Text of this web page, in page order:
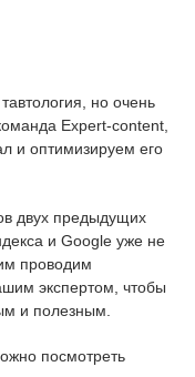
но очень
Expert-content,
и оптимизируем его
двух предыдущих
и Google уже не
проводим
экспертом, чтобы
и полезным.
посмотреть